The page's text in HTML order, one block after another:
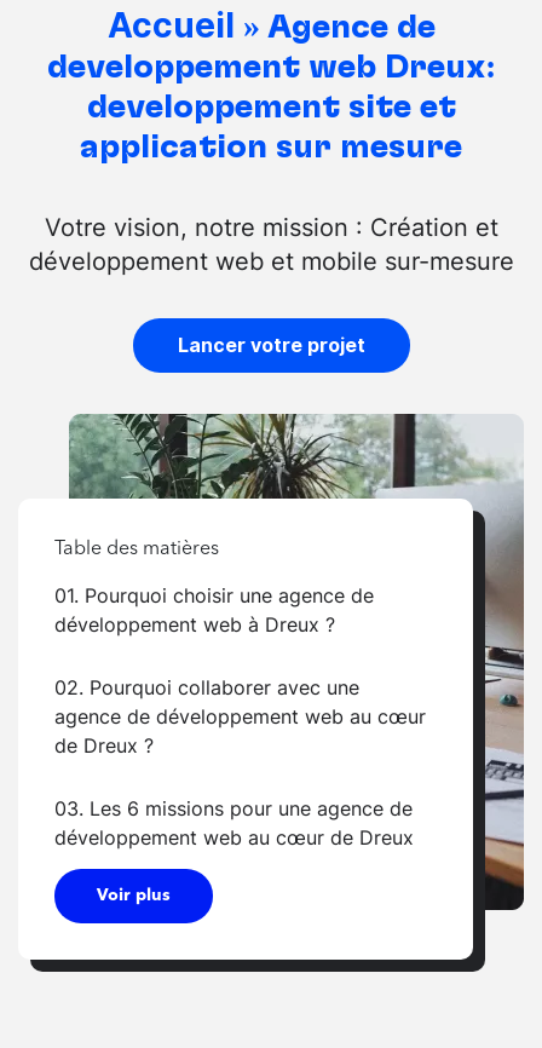
Accueil » Agence de
développement web Dreux:
développement site et
application sur mesure
Votre vision, notre mission : Création et
développement web et mobile sur-mesure
Lancer votre projet
Table des matières
01. Pourquoi choisir une agence de
développement web à Dreux ?
02. Pourquoi collaborer avec une
agence de développement web au cœur
de Dreux ?
03. Les 6 missions pour une agence de
développement web au cœur de Dreux
Voir plus